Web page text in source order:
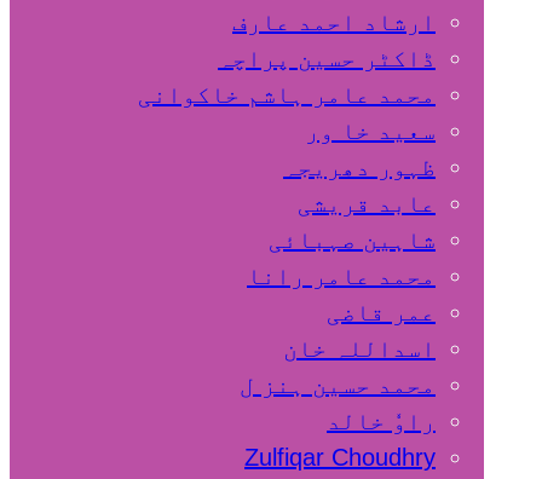
ارشاد احمد عارف
ڈاکٹر حسین پراچہ
محمد عامر ہاشم خاکوانی
سعید خا ور
ظہور دھریجہ
عابد قریشی
شاہین صہبائی
محمد عامر رانا
عمر قاضی
اسداللہ خان
محمد حسین ہنز ل
راوٗ خالد
Zulfiqar Choudhry